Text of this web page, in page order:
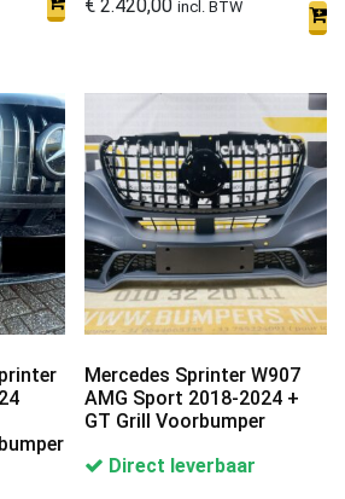
€ 2.420,00 incl. BTW
Mercedes Sprinter W907
AMG Sport 2018-2024 +
GT Grill Voorbumper
Direct leverbaar